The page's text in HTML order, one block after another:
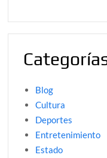
Blog
Cultura
Deportes
Entretenimiento
Estado